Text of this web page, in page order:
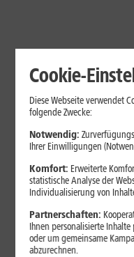
Wählen
Cookie-
Diese Webseite verwendet
folgende Zwecke:
Notwendig:
Ihrer Einwilligungen
Komfort: Erweiterte
statistische Analyse der
Individualisierung von
Partnerschaften:
Ihnen personalisierte
oder um gemeinsame
abzurechnen.